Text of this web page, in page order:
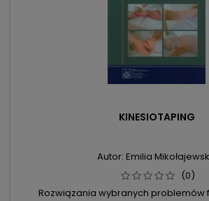
KINESIOTAPING
Autor: Emilia
(0)
Rozwiązania wybranych problemów